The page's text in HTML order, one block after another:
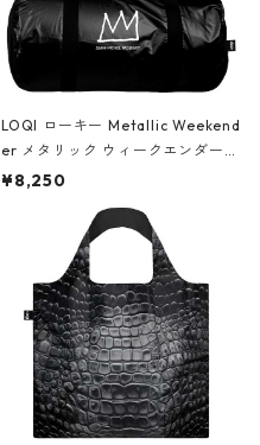
LOQI ローキー Metallic Weekend
er メタリック ウィークエンダー
ボストンバッグ ショルダーバッグ
Black ジャン=ミッシェル・バスキ
ア/クラウン ブラック
¥8,250